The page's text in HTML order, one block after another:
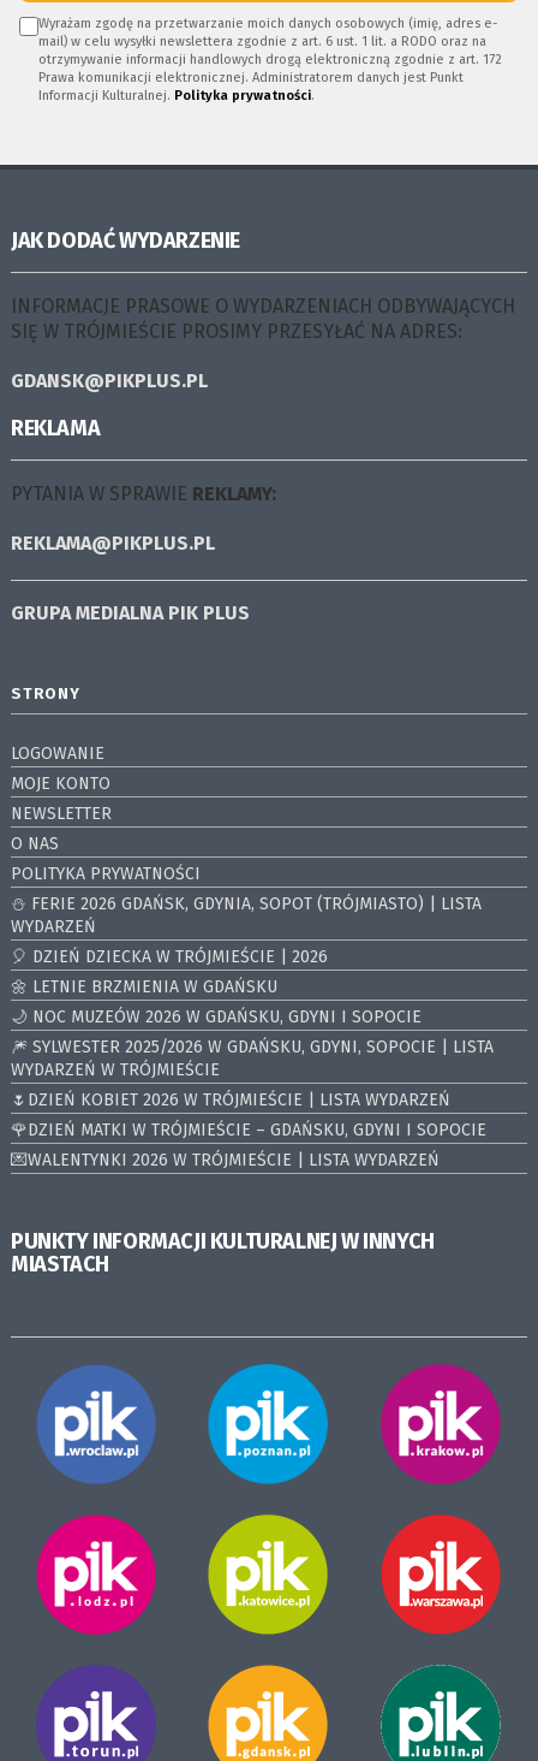
Wyrażam zgodę na przetwarzanie moich danych osobowych (imię, adres e-
mail) w celu wysyłki newslettera zgodnie z art. 6 ust. 1 lit. a RODO oraz na
otrzymywanie informacji handlowych drogą elektroniczną zgodnie z art. 172
Prawa komunikacji elektronicznej. Administratorem danych jest Punkt
Informacji Kulturalnej. Polityka prywatności.
JAK DODAĆ WYDARZENIE
INFORMACJE PRASOWE O WYDARZENIACH ODBYWAJĄCYCH
SIĘ W TRÓJMIEŚCIE PROSIMY PRZESYŁAĆ NA ADRES:
GDANSK@PIKPLUS.PL
REKLAMA
PYTANIA W SPRAWIE REKLAMY:
REKLAMA@PIKPLUS.PL
GRUPA MEDIALNA PIK PLUS
STRONY
LOGOWANIE
MOJE KONTO
NEWSLETTER
O NAS
POLITYKA PRYWATNOŚCI
⛄️ FERIE 2026 GDAŃSK, GDYNIA, SOPOT (TRÓJMIASTO) | LISTA
WYDARZEŃ
🎈 DZIEŃ DZIECKA W TRÓJMIEŚCIE | 2026
🌼 LETNIE BRZMIENIA W GDAŃSKU
🌙 NOC MUZEÓW 2026 W GDAŃSKU, GDYNI I SOPOCIE
🎆 SYLWESTER 2025/2026 W GDAŃSKU, GDYNI, SOPOCIE | LISTA
WYDARZEŃ W TRÓJMIEŚCIE
🌷DZIEŃ KOBIET 2026 W TRÓJMIEŚCIE | LISTA WYDARZEŃ
🌹DZIEŃ MATKI W TRÓJMIEŚCIE – GDAŃSKU, GDYNI I SOPOCIE
💌WALENTYNKI 2026 W TRÓJMIEŚCIE | LISTA WYDARZEŃ
PUNKTY INFORMACJI KULTURALNEJ W INNYCH
MIASTACH